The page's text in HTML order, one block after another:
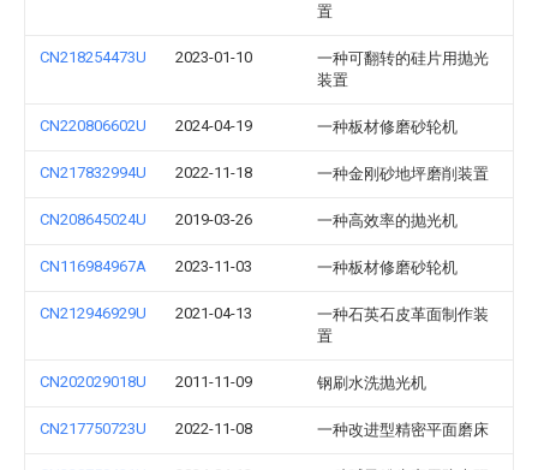
置
CN218254473U 2023-01-10
一种可翻转的硅片用抛光
装置
CN220806602U 2024-04-19 一种板材修磨砂轮机
CN217832994U 2022-11-18 一种金刚砂地坪磨削装置
CN208645024U 2019-03-26 一种高效率的抛光机
CN116984967A 2023-11-03 一种板材修磨砂轮机
CN212946929U 2021-04-13
一种石英石皮革面制作装
置
CN202029018U 2011-11-09 钢刷水洗抛光机
CN217750723U 2022-11-08 一种改进型精密平面磨床